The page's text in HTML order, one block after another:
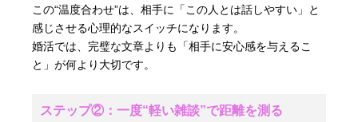
この“温度合わせ”は、相手に「この人とは話しやすい」と
感じさせる心理的なスイッチになります。
婚活では、完璧な文章よりも「相手に安心感を与えるこ
と」が何より大切です。
ステップ②：一度“軽い雑談”で距離を測る